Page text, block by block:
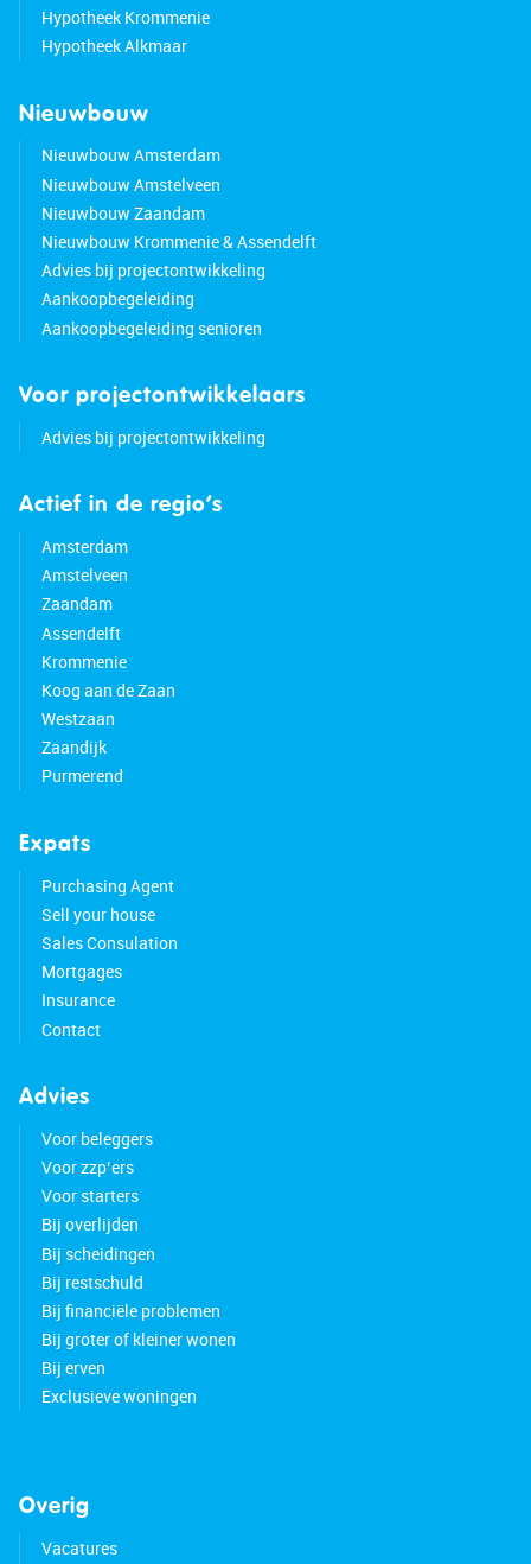
Good to know:
facing garden
• Foundation settlement is minor; report available
• Located in a quiet, child-friendly neighborhood
• Many amenities nearby
• Bus stop and train station within walking
distance
• Major roads easily accessible
• Energy label: D
Hypotheek Krommenie
Hypotheek Alkmaar
Nieuwbouw
Nieuwbouw Amsterdam
Nieuwbouw Amstelveen
Nieuwbouw Zaandam
Nieuwbouw Krommenie & Assendelft
Advies bij projectontwikkeling
Aankoopbegeleiding
Aankoopbegeleiding senioren
Voor projectontwikkelaars
Advies bij projectontwikkeling
Actief in de regio’s
Amsterdam
Amstelveen
Zaandam
Assendelft
Krommenie
Koog aan de Zaan
Westzaan
Zaandijk
Purmerend
Expats
Purchasing Agent
Sell your house
Sales Consulation
Mortgages
Insurance
Contact
Advies
Voor beleggers
Voor zzp’ers
Voor starters
Bij overlijden
Bij scheidingen
Bij restschuld
Bij financiële problemen
Bij groter of kleiner wonen
Bij erven
Exclusieve woningen
Overig
Vacatures